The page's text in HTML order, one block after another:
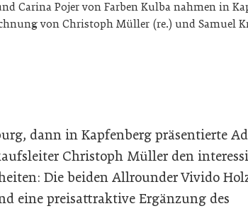
Carina Pojer von Farben Kulba nahmen in
von Christoph Müller (re.) und Samuel
dann in Kapfenberg präsentierte
Christoph Müller den
Die beiden Allrounder Vivido
eine preisattraktive Ergänzung des